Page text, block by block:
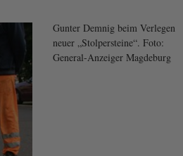
Gunter Demnig beim Verlegen
neuer „Stolpersteine“. Foto:
General-Anzeiger Magdeburg